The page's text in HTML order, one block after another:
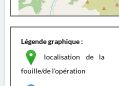
Légende graphique :
localisation de la
fouille/de l'opération